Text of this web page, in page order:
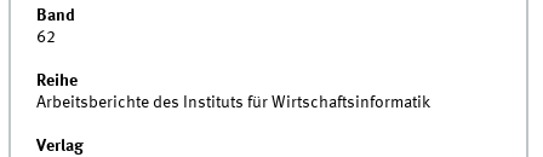
Band
62
Reihe
Arbeitsberichte des Instituts für Wirtschaftsinformatik
Verlag